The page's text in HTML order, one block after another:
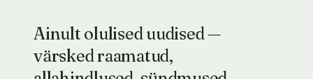
Ainult olulised uudised —
värsked raamatud,